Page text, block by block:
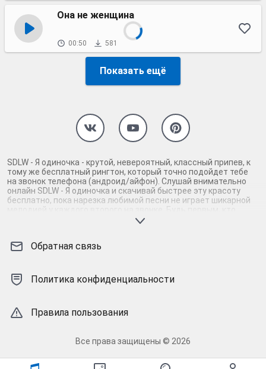
Она не женщина
00:50 581
Показать ещё
SDLW - Я одиночка - крутой, невероятный, классный припев, к
тому же бесплатный рингтон, который точно подойдет тебе
на звонок телефона (андроид/айфон). Слушай внимательно
онлайн SDLW - Я одиночка и скачивай быстрее эту красоту
бесплатно, пока нарезка любимой песни не играет шикарной
мелодией у каждого второго на звонке. Будь первым, кто
скачает бесплатно сей шедевр музыки и оценит по
нарезку mp3 песни на звонок телефона, ну, или m4r мелодию
нарезкой музыки сложно будет пропустить мелодию звонка.
Соловей - mp3 и m4r композиции и звуки на звонок, которые
Обратная связь
Политика конфиденциальности
Правила пользования
Все права защищены © 2026